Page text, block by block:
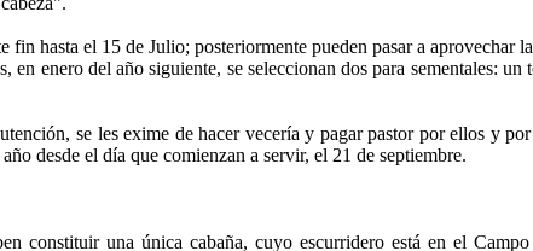
hasta el 15 de Julio; posteriormente pueden pasar a aprovechar
enero del año siguiente, se seleccionan dos para sementales: un
se les exime de hacer vecería y pagar pastor por ellos y
desde el día que comienzan a servir, el 21 de septiembre.
constituir una única cabaña, cuyo escurridero está en el